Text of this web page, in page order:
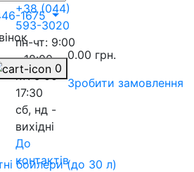
+38 (044)
593-3020
пн-чт: 9:00
- 18:00
пт: 9:00 -
17:30
сб, нд -
вихідні
До
контактів
1675
0
0.00 грн.
Зробити замовлення
бойлери (до 30 л)